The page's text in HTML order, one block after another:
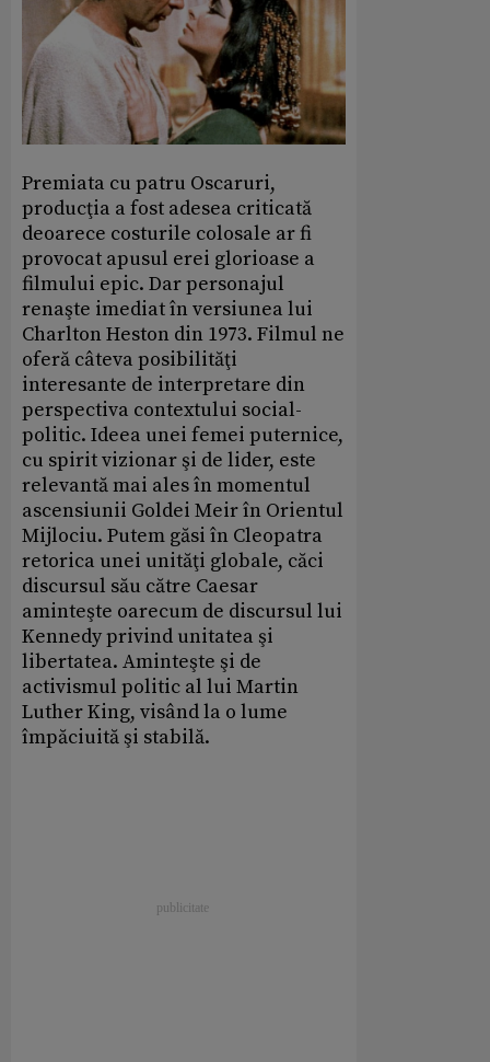
Premiata cu patru Oscaruri,
producţia a fost adesea criticată
deoarece costurile colosale ar fi
provocat apusul erei glorioase a
filmului epic. Dar personajul
renaşte imediat în versiunea lui
Charlton Heston din 1973. Filmul ne
oferă câteva posibilităţi
interesante de interpretare din
perspectiva contextului social-
politic. Ideea unei femei puternice,
cu spirit vizionar şi de lider, este
relevantă mai ales în momentul
ascensiunii Goldei Meir în Orientul
Mijlociu. Putem găsi în Cleopatra
retorica unei unităţi globale, căci
discursul său către Caesar
aminteşte oarecum de discursul lui
Kennedy privind unitatea şi
libertatea. Aminteşte şi de
activismul politic al lui Martin
Luther King, visând la o lume
împăciuită şi stabilă.